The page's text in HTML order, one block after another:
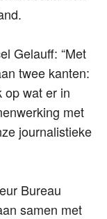
Gelauff: “Met
twee kanten:
op wat er in
met
journalistieke
Bureau
samen met